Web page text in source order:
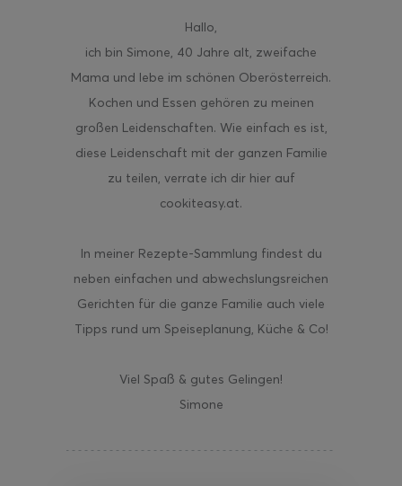
Hallo,
ich bin Simone, 40 Jahre alt, zweifache
Mama und lebe im schönen Oberösterreich.
Kochen und Essen gehören zu meinen
großen Leidenschaften. Wie einfach es ist,
diese Leidenschaft mit der ganzen Familie
zu teilen, verrate ich dir hier auf
cookiteasy.at.
In meiner Rezepte-Sammlung findest du
neben einfachen und abwechslungsreichen
Gerichten für die ganze Familie auch viele
Tipps rund um Speiseplanung, Küche & Co!
Viel Spaß & gutes Gelingen!
Simone